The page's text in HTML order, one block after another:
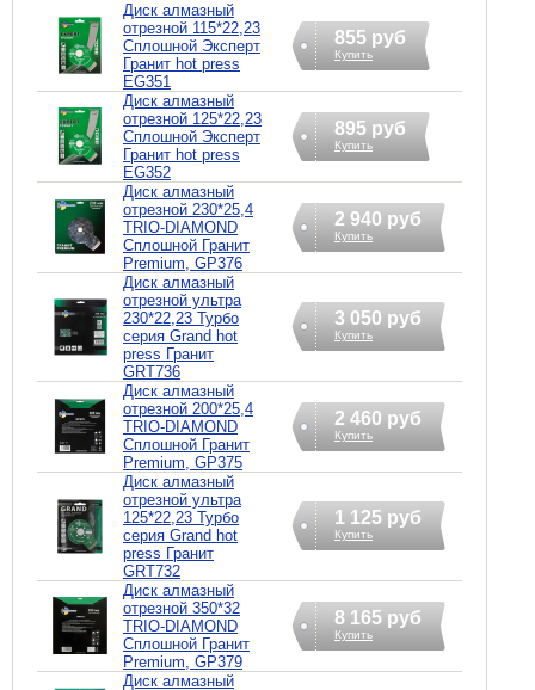
Диск алмазный
отрезной 115*22,23
Сплошной Эксперт
Гранит hot press
EG351
855 руб
Купить
Диск алмазный
отрезной 125*22,23
Сплошной Эксперт
Гранит hot press
EG352
895 руб
Купить
Диск алмазный
отрезной 230*25,4
TRIO-DIAMOND
Сплошной Гранит
Premium, GP376
2 940 руб
Купить
Диcк алмазный
отрезной ультра
230*22,23 Турбо
серия Grand hot
press Гранит
GRT736
3 050 руб
Купить
Диск алмазный
отрезной 200*25,4
TRIO-DIAMOND
Сплошной Гранит
Premium, GP375
2 460 руб
Купить
Диск алмазный
отрезной ультра
125*22,23 Турбо
серия Grand hot
press Гранит
GRT732
1 125 руб
Купить
Диск алмазный
отрезной 350*32
TRIO-DIAMOND
Сплошной Гранит
Premium, GP379
8 165 руб
Купить
Диск алмазный